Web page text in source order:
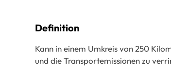
Definition
Kann in einem Umkreis von 250
und die Transportemissionen zu